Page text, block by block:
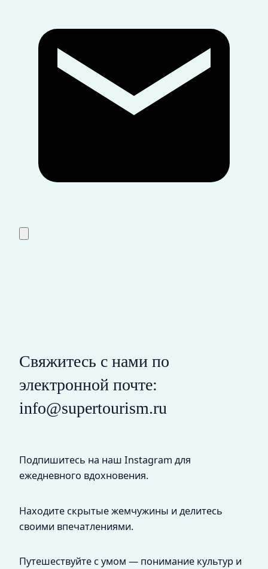
Свяжитесь с нами по
электронной почте:
info@supertourism.ru
Подпишитесь на наш Instagram для
ежедневного вдохновения.
Находите скрытые жемчужины и делитесь
своими впечатлениями.
Путешествуйте с умом — понимание культур и